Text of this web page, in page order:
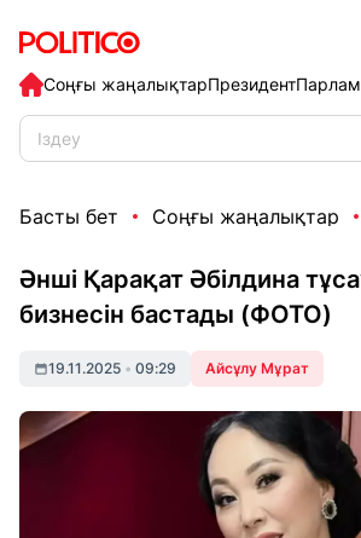
Соңғы жаңалықтарПрезидент
Басты бет Соңғы жаңалықтар
Әнші Қарақат Әбілдина
бизнесін бастады (ФОТО)
19.11.2025 • 09:29 Айсұлу Мұрат